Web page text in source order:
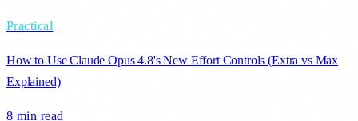
Practical
How to Use Claude Opus 4.8's New Effort Controls (Extra vs Max
Explained)
8 min read